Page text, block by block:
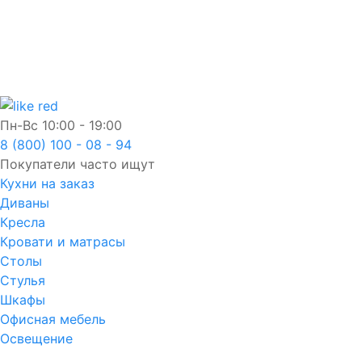
Пн-Вс 10:00 - 19:00
8 (800) 100 - 08 - 94
Покупатели часто ищут
Кухни на заказ
Диваны
Кресла
Кровати и матрасы
Столы
Стулья
Шкафы
Офисная мебель
Освещение